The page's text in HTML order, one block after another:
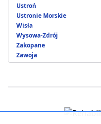
Ustroń
Ustronie Morskie
Wisła
Wysowa-Zdrój
Zakopane
Zawoja